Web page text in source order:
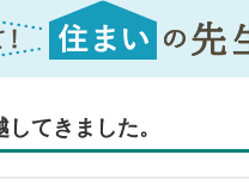
てきました。